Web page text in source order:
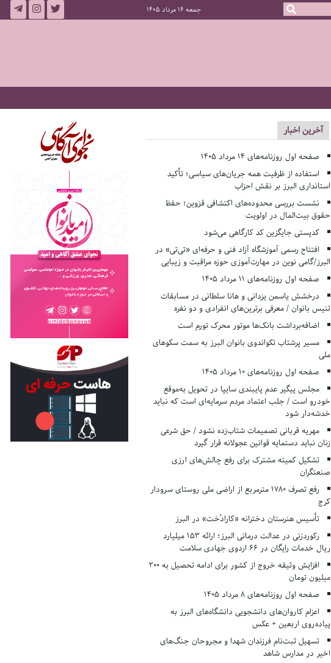
جمعه 16 مرداد 1405
آخرین اخبار
صفحه اول روزنامه‌های 14 مرداد 1405
استفاده از ظرفیت همه جریان‌های سیاسی؛ تأکید
استانداری البرز بر نقش احزاب
نشست بررسی محدوده‌های اکتشافی قزوین؛ حفظ
حقوق بیت‌المال در اولویت
کدپستی جایگزین کد کارگاهی می‌شود
افتتاح رسمی آموزشگاه آزاد فنی و حرفه‌ای «تی‌تی» در
البرز/گامی نوین در مهارت‌آموزی حوزه مراقبت و زیبایی
صفحه اول روزنامه‌های 11 مرداد 1405
درخشش یاسمن یزدانی و هانا سلطانی در مسابقات
تنیس بانوان / معرفی برترین‌های انفرادی و دو نفره
اضافه‌برداشت بانک‌ها موتور محرک تورم است
مسیر پرشتاب تکواندوی بانوان البرز به سمت سکوهای
ملی
صفحه اول روزنامه‌های 10 مرداد 1405
مجلس پیگیر عدم پایبندی سایپا در تحویل به‌موقع
خودرو است / جلب اعتماد مردم سرمایه‌ای است که نباید
خدشه‌دار شود
مهریه قربانی تصمیمات شتاب‌زده نشود / حق شرعی
زنان نباید دستمایه قوانین عجولانه قرار گیرد
تشکیل کمیته مشترک برای رفع چالش‌های ارزی
صنعتگران
رفع تصرف ۱۷۸۰ مترمربع از اراضی ملی روستای سرودار
کرج
تأسیس هنرستان دخترانه «کارادُخت» در البرز
رکوردزنی در عدالت درمانی البرز؛ ارائه ۱۵۳ میلیارد
ریال خدمات رایگان در ۶۶ اردوی جهادی سلامت
افزایش وثیقه خروج از کشور برای ادامه تحصیل به ۲۰۰
میلیون تومان
صفحه اول روزنامه‌های 8 مرداد 1405
اعزام کاروان‌های دانشجویی دانشگاه‌های البرز به
پیاده‌روی اربعین + عکس
تسهیل ثبت‌نام فرزندان شهدا و مجروحان جنگ‌های
اخیر در مدارس شاهد